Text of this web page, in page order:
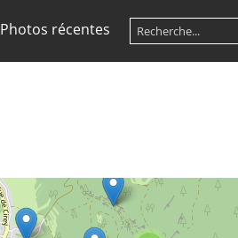
Photos récentes